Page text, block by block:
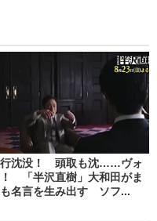
沈没！ 頭取も沈……ヴォ
「半沢直樹」大和田がま
名言を生み出す ソフ...